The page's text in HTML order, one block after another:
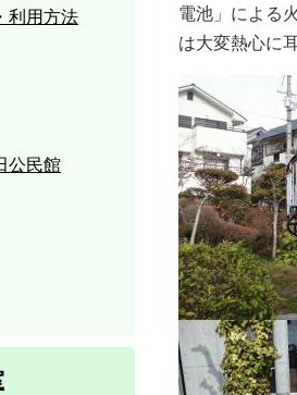
電池」による
は大変熱心に
利用方法
公民館